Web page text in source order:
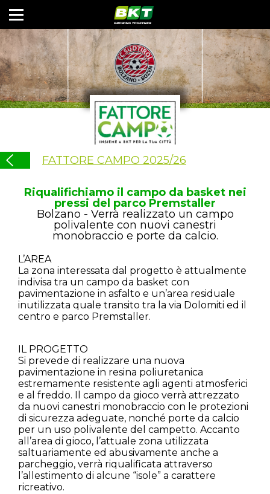
FATTORE CAMPO 2025/26
Riqualifichiamo il campo da basket nei
pressi del parco Premstaller
Bolzano - Verrà realizzato un campo
polivalente con nuovi canestri
monobraccio e porte da calcio.
L’AREA
La zona interessata dal progetto è attualmente
indivisa tra un campo da basket con
pavimentazione in asfalto e un’area residuale
inutilizzata quale transito tra la via Dolomiti ed il
centro e parco Premstaller.
IL PROGETTO
Si prevede di realizzare una nuova
pavimentazione in resina poliuretanica
estremamente resistente agli agenti atmosferici
e al freddo. Il campo da gioco verrà attrezzato
da nuovi canestri monobraccio con le protezioni
di sicurezza adeguate, nonché porte da calcio
per un uso polivalente del campetto. Accanto
all’area di gioco, l’attuale zona utilizzata
saltuariamente ed abusivamente anche a
parcheggio, verrà riqualificata attraverso
l’allestimento di alcune “isole” a carattere
ricreativo.